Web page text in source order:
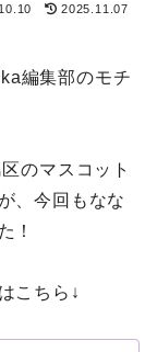
2025.11.07
編集部のモチ
のマスコット
、今回もなな
！
こちら↓